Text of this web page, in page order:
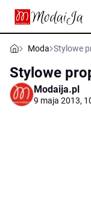
Moda Stylowe
Stylowe
Modaija.pl
9 maja 2013,